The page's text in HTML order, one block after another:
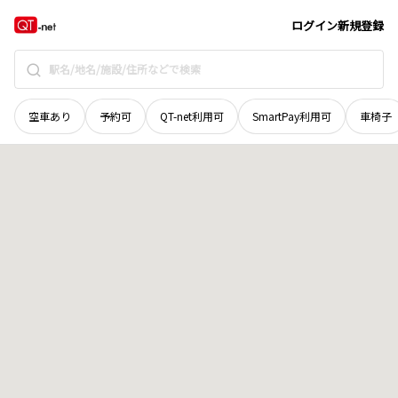
ログイン新規登録
空車あり 予約可 QT-net利用可 SmartPay利用可 車椅子
長野県